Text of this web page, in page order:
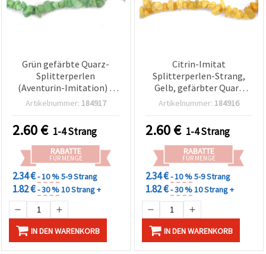
Grün gefärbte Quarz-
Splitterperlen
(Aventurin-Imitation) –
getrommelter
unregelmäßige Chips, ca.
85 cm Perlenstrang – für
DIY Schmuckherstellung,
Beading & Bastelbedarf
Artikelnummer: 184917
2.60€ 1-4 Strang
RABATTE
FÜR MENGE
2.34 €- 10 %5-9 Strang
1.82 €- 30 %10 Strang +
IN DEN WARENKORB
Citrin-Imitat
Splitterperlen-Strang,
Gelb, gefärbter Quarz
(Naturstein), poliert, 5–7
Schmuckherstellung
Artikelnummer: 184916
2.60€ 1-4 Strang
RABATTE
FÜR MENGE
2.34 €- 10 %5-9 Strang
1.82 €- 30 %10 Strang +
IN DEN WARENKORB